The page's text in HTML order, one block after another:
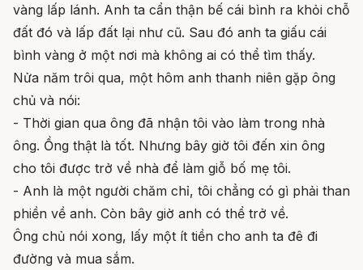
vàng lấp lánh. Anh ta cẩn thận bế cái bình ra khỏi chỗ
đất đó và lấp đất lại như cũ. Sau đó anh ta giấu cái
bình vàng ở một nơi mà không ai có thể tìm thấy.
Nửa năm trôi qua, một hôm anh thanh niên gặp ông
chủ và nói:
- Thời gian qua ông đã nhận tôi vào làm trong nhà
ông. Ồng thật là tốt. Nhưng bây giờ tôi đến xin ông
cho tôi được trở về nhà để làm giỗ bố mẹ tôi.
- Anh là một người chăm chỉ, tôi chẳng có gì phải than
phiền về anh. Còn bây giờ anh có thể trở về.
Ông chủ nói xong, lấy một ít tiền cho anh ta đê đi
đường và mua sắm.